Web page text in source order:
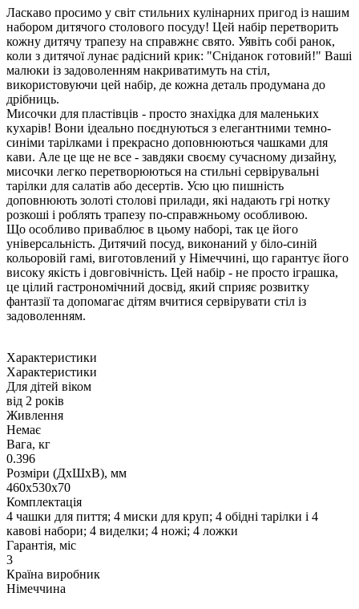
Ласкаво просимо у світ стильних кулінарних пригод із нашим
набором дитячого столового посуду! Цей набір перетворить
кожну дитячу трапезу на справжнє свято. Уявіть собі ранок,
коли з дитячої лунає радісний крик: "Сніданок готовий!" Ваші
малюки із задоволенням накриватимуть на стіл,
використовуючи цей набір, де кожна деталь продумана до
дрібниць.
Мисочки для пластівців - просто знахідка для маленьких
кухарів! Вони ідеально поєднуються з елегантними темно-
синіми тарілками і прекрасно доповнюються чашками для
кави. Але це ще не все - завдяки своєму сучасному дизайну,
мисочки легко перетворюються на стильні сервірувальні
тарілки для салатів або десертів. Усю цю пишність
доповнюють золоті столові прилади, які надають грі нотку
розкоші і роблять трапезу по-справжньому особливою.
Що особливо приваблює в цьому наборі, так це його
універсальність. Дитячий посуд, виконаний у біло-синій
кольоровій гамі, виготовлений у Німеччині, що гарантує його
високу якість і довговічність. Цей набір - не просто іграшка,
це цілий гастрономічний досвід, який сприяє розвитку
фантазії та допомагає дітям вчитися сервірувати стіл із
задоволенням.
Характеристики
Характеристики
Для дітей віком
від 2 років
Живлення
Немає
Вага, кг
0.396
Розміри (ДxШxВ), мм
460х530х70
Комплектація
4 чашки для пиття; 4 миски для круп; 4 обідні тарілки і 4
кавові набори; 4 виделки; 4 ножі; 4 ложки
Гарантія, міс
3
Країна виробник
Німеччина